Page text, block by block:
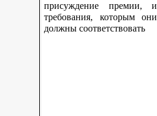
присуждение премии, и
требования, которым они
должны соответствовать